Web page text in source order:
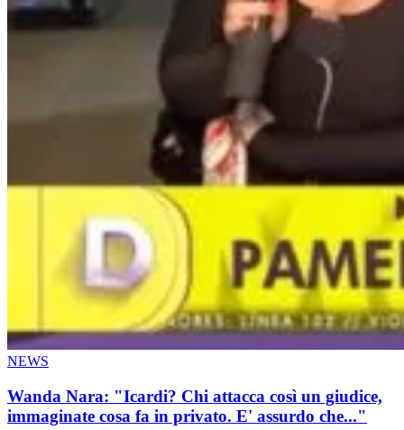
NEWS
Wanda Nara: "Icardi? Chi attacca così un giudice,
immaginate cosa fa in privato. E' assurdo che..."